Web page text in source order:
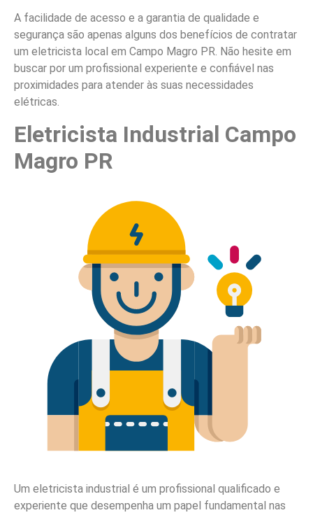
A facilidade de acesso e a garantia de qualidade e
segurança são apenas alguns dos benefícios de contratar
um eletricista local em Campo Magro PR. Não hesite em
buscar por um profissional experiente e confiável nas
proximidades para atender às suas necessidades
elétricas.
Eletricista Industrial Campo
Magro PR
Um eletricista industrial é um profissional qualificado e
experiente que desempenha um papel fundamental nas